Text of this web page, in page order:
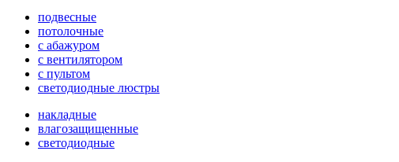
подвесные
потолочные
с абажуром
с вентилятором
с пультом
светодиодные люстры
накладные
влагозащищенные
светодиодные